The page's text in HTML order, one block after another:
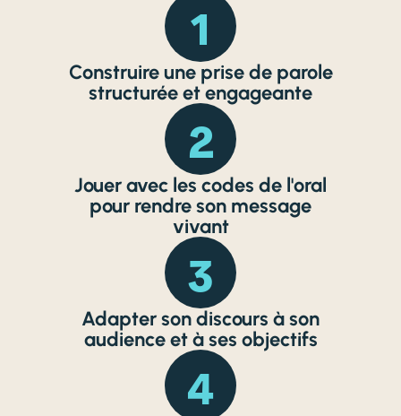
1
Construire une prise de parole
structurée et engageante
2
Jouer avec les codes de l'oral
pour rendre son message
vivant
3
Adapter son discours à son
audience et à ses objectifs
4